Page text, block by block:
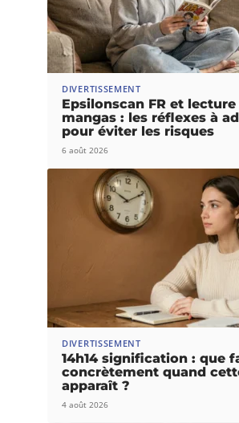
DIVERTISSEMENT
Epsilonscan FR et lecture
mangas : les réflexes à
pour éviter les risques
6 août 2026
DIVERTISSEMENT
14h14 signification : que
concrètement quand
apparaît ?
4 août 2026